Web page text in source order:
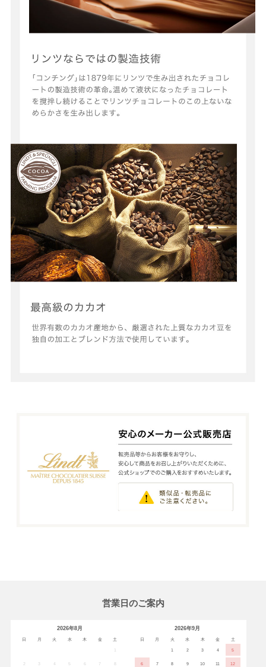
営業日のご案内
2026年8月
日 月 火 水 木 金 土
1
2 3 4 5 6 7 8
2026年9月
日 月 火 水 木 金 土
1 2 3 4 5
6 7 8 9 10 11 12